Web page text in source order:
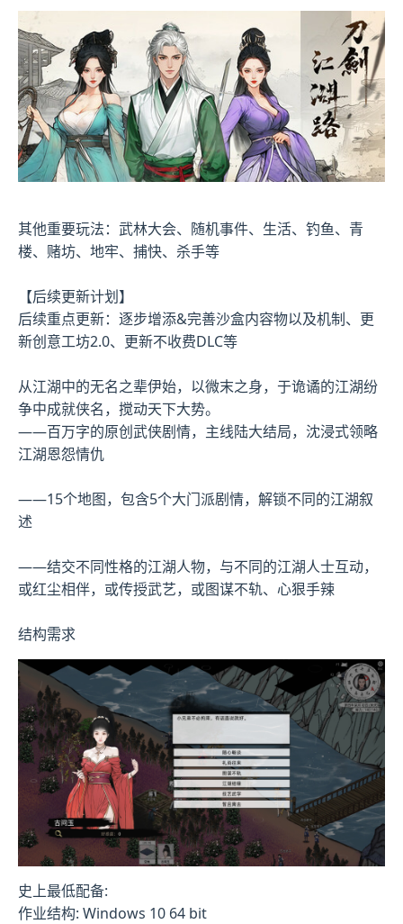
其他重要玩法：武林大会、随机事件、生活、钓鱼、青
楼、赌坊、地牢、捕快、杀手等
【后续更新计划】
后续重点更新：逐步增添&完善沙盒内容物以及机制、更
新创意工坊2.0、更新不收费DLC等
从江湖中的无名之辈伊始，以微末之身，于诡谲的江湖纷
争中成就侠名，搅动天下大势。
——百万字的原创武侠剧情，主线陆大结局，沈浸式领略
江湖恩怨情仇
——15个地图，包含5个大门派剧情，解锁不同的江湖叙
述
——结交不同性格的江湖人物，与不同的江湖人士互动，
或红尘相伴，或传授武艺，或图谋不轨、心狠手辣
结构需求
史上最低配备:
作业结构: Windows 10 64 bit